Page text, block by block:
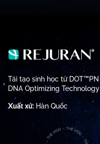
Tái tạo sinh học từ DOT™PN
DNA Optimizing Technology
Xuất xứ: Hàn Quốc